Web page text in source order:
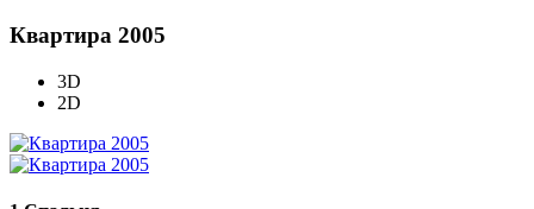
Квартира 2005
3D
2D